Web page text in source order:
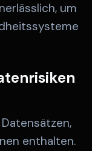
um
enthalten.